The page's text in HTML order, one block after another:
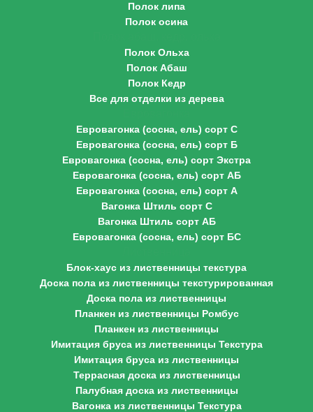
Полок липа
Полок осина
Полок Ольха
Полок Абаш
Полок Кедр
Все для отделки из дерева
Евровагонка (сосна, ель) сорт С
Евровагонка (сосна, ель) сорт Б
Евровагонка (сосна, ель) сорт Экстра
Евровагонка (сосна, ель) сорт АБ
Евровагонка (сосна, ель) сорт А
Вагонка Штиль сорт С
Вагонка Штиль сорт АБ
Евровагонка (сосна, ель) сорт БС
Блок-хаус из лиственницы текстура
Доска пола из лиственницы текстурированная
Доска пола из лиственницы
Планкен из лиственницы Ромбус
Планкен из лиственницы
Имитация бруса из лиственницы Текстура
Имитация бруса из лиственницы
Террасная доска из лиственницы
Палубная доска из лиственницы
Вагонка из лиственницы Текстура